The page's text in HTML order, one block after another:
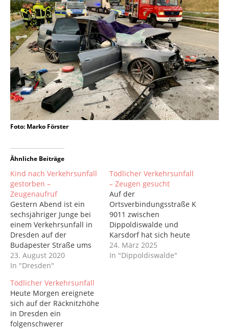
Foto: Marko Förster
Ähnliche Beiträge
Kind nach Verkehrsunfall
gestorben –
Zeugenaufruf
Gestern Abend ist ein
sechsjähriger Junge bei
einem Verkehrsunfall in
Dresden auf der
Budapester Straße ums
Leben gekommen.
Bisherigen Ermittlungen
(31) eines Mercedes
sowie der Fahrer eines
BMW (23) in Richtung
Innenstadt unterwegs. In
Höhe der Schweizer
23. August 2020
In "Dresden"
Tödlicher Verkehrsunfall
– Zeugen gesucht
Auf der
Ortsverbindungsstraße K
9011 zwischen
Dippoldiswalde und
Karsdorf hat sich heute
gegen 8.25 Uhr ein
tödlicher Verkehrsunfall
24. März 2025
In "Dippoldiswalde"
Tödlicher Verkehrsunfall
Heute Morgen ereignete
sich auf der Räcknitzhöhe
in Dresden ein
folgenschwerer